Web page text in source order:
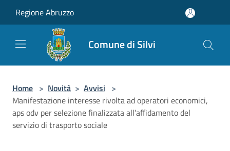
Regione Abruzzo
Comune di Silvi
Home > Novità > Avvisi >
Manifestazione interesse rivolta ad operatori economici,
aps odv per selezione finalizzata all’affidamento del
servizio di trasporto sociale